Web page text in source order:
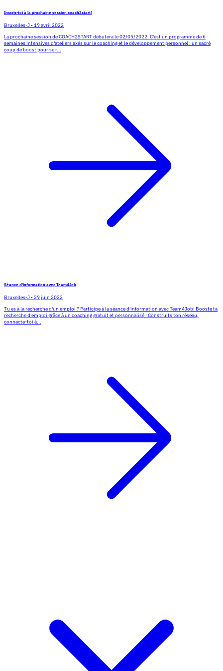
Inscris-toi à la prochaine session coach2start!
Bruxelles-J•19 avril 2022
La prochaine session de COACH2START débutera le 02/05/2022. C'est un programme de 6
semaines intensives d'ateliers axés sur le coaching et le développement personnel : un sacré
coup de boost pour se r...
Séance d'information avec Team4Job
Bruxelles-J•29 juin 2022
Tu es à la recherche d'un emploi ? Participe à la séance d'information avec Team4Job! Booste ta
recherche d'emploi grâce à un coaching gratuit et personnalisé ! Construits ton réseau,
connecte-toi à...